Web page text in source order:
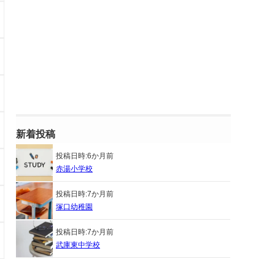
新着投稿
投稿日時:6か月前
赤湯小学校
投稿日時:7か月前
塚口幼稚園
投稿日時:7か月前
武庫東中学校